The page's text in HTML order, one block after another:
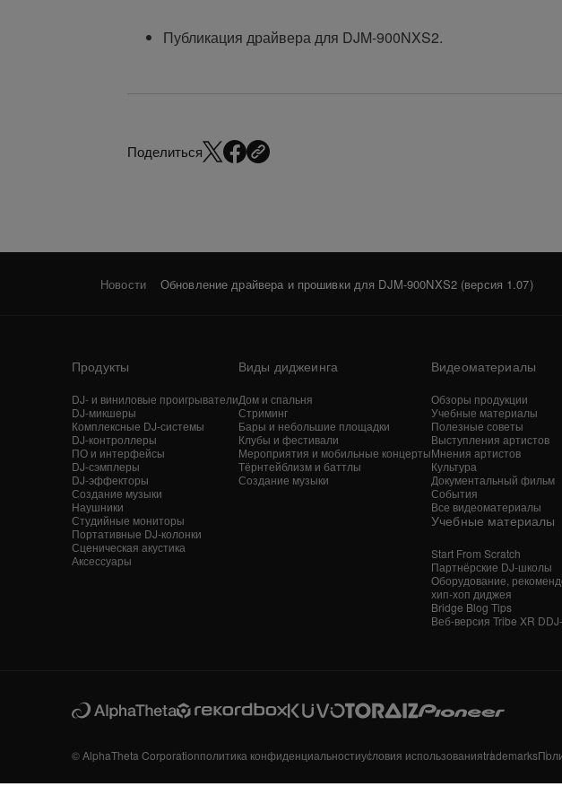
Публикация драйвера для DJM-900NXS2.
Поделиться
Новости Обновление драйвера и прошивки для DJM-900NXS2 (версия 1.07)
Продукты
DJ- и виниловые проигрыватели
DJ-микшеры
Комплексные DJ-системы
DJ-контроллеры
ПО и интерфейсы
DJ-сэмплеры
DJ-эффекторы
Создание музыки
Наушники
Студийные мониторы
Портативные DJ-колонки
Сценическая акустика
Аксессуары
Виды диджеинга
Дом и спальня
Стриминг
Бары и небольшие площадки
Клубы и фестивали
Мероприятия и мобильные концерты
Тёрнтейблизм и баттлы
Создание музыки
Видеоматериалы
Обзоры продукции
Учебные материалы
Полезные советы
Выступления артистов
Мнения артистов
Культура
Документальный фильм
События
Все видеоматериалы
Учебные материалы
Start From Scratch
Партнёрские DJ-школы
Оборудование,
хип-хоп диджея
Bridge Blog Tips
Веб-версия Tribe XR
© AlphaTheta Corporationполитика конфиденциальностиусловия использованияtrademarks